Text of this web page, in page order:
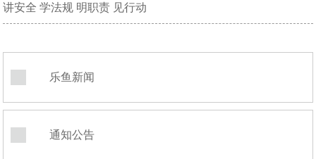
讲安全 学法规 明职责 见行动
乐鱼新闻
通知公告